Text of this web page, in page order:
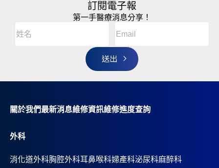
訂閱電子報
第一手醫療消息分享！
名
(Required)
r
n
v
e
關於我們最新消息維修資訊維修進度查詢
外科
消化道外科胸腔外科耳鼻喉科婦產科泌尿科麻醉科